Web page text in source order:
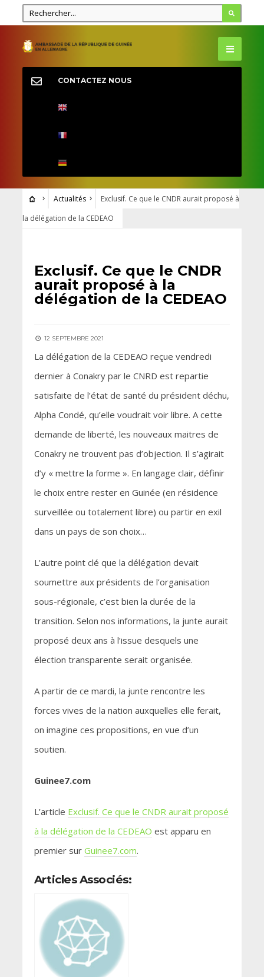
CONTACTEZ NOUS
Actualités
Exclusif. Ce que le CNDR aurait proposé à
la délégation de la CEDEAO
Exclusif. Ce que le CNDR
aurait proposé à la
délégation de la CEDEAO
12 SEPTEMBRE 2021
La délégation de la CEDEAO reçue vendredi
dernier à Conakry par le CNRD est repartie
satisfaite de l’état de santé du président déchu,
Alpha Condé, qu’elle voudrait voir libre. A cette
demande de liberté, les nouveaux maitres de
Conakry ne trouvent pas d’objection. Il s’agirait
d’y « mettre la forme ». En langage clair, définir
le choix entre rester en Guinée (en résidence
surveillée ou totalement libre) ou partir en exil
dans un pays de son choix…
L’autre point clé que la délégation devait
soumettre aux présidents de l’organisation
sous-régionale, c’est bien la durée de la
transition. Selon nos informations, la junte aurait
proposé deux ans à l’issue desquels une
élection transparente serait organisée.
A partir de ce mardi, la junte rencontre les
forces vives de la nation auxquelles elle ferait,
on imagine ces propositions, en vue d’un
soutien.
Guinee7.com
L’article Exclusif. Ce que le CNDR aurait proposé
à la délégation de la CEDEAO est apparu en
premier sur Guinee7.com.
Articles Associés: